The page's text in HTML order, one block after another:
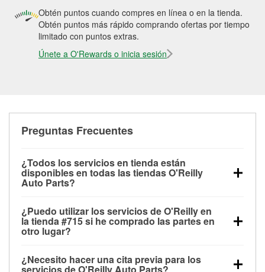
Obtén puntos cuando compres en línea o en la tienda.
Obtén puntos más rápido comprando ofertas por tiempo
limitado con puntos extras.
Únete a O'Rewards o inicia sesión
Preguntas Frecuentes
¿Todos los servicios en tienda están
disponibles en todas las tiendas O'Reilly
Auto Parts?
las pruebas de batería, pruebas de alternador y
motor de arranque, revisión de la luz “Check Engine”
con O'Reilly VeriScan® e instalación de
limpiaparabrisas o bombillas, están disponibles en
todas las tiendas O'Reilly Auto Parts. La tienda
¿Puedo utilizar los servicios de O'Reilly en
la tienda #715 si he comprado las partes en
otro lugar?
de O'Reilly Auto Parts que estén disponibles en la
¿Necesito hacer una cita previa para los